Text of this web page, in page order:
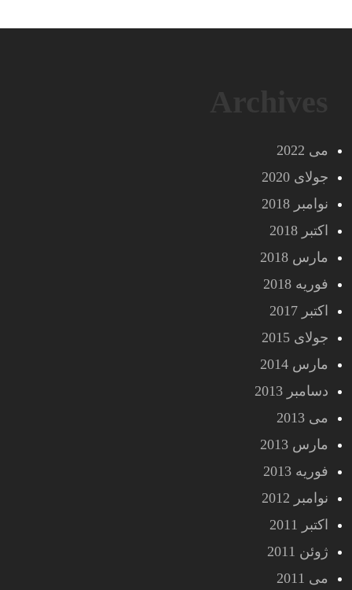
می 2022
جولای 2020
نوامبر 2018
اکتبر 2018
مارس 2018
فوریه 2018
اکتبر 2017
جولای 2015
مارس 2014
دسامبر 2013
می 2013
مارس 2013
فوریه 2013
نوامبر 2012
اکتبر 2011
ژوئن 2011
می 2011